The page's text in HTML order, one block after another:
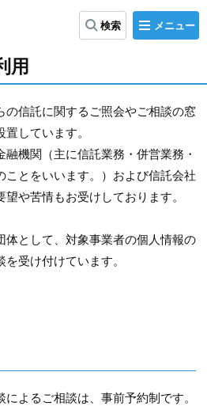
検索
メ
用
の信託に関するご照会やご相談の窓
しています。
機関（主に信託業務・併営業務・
ことをいいます。）および信託会社
や苦情もお受けしております。
体として、対象事業者の個人情報の
受け付けています。
よるご相談は、事前予約制です。